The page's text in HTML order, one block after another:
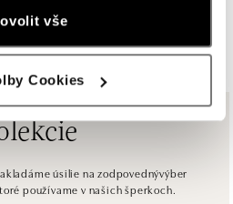
vše
Cookies
Praha 5
5 - Anděl
VŠETKY BUTIKY
úsilie na zodpovednývýber
používame v našich šperkoch.